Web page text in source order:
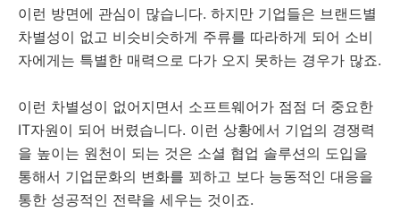
이런 방면에 관심이 많습니다. 하지만 기업들은 브랜드별
차별성이 없고 비슷비슷하게 주류를 따라하게 되어 소비
자에게는 특별한 매력으로 다가 오지 못하는 경우가 많죠.
이런 차별성이 없어지면서 소프트웨어가 점점 더 중요한
IT자원이 되어 버렸습니다. 이런 상황에서 기업의 경쟁력
을 높이는 원천이 되는 것은 소셜 협업 솔루션의 도입을
통해서 기업문화의 변화를 꾀하고 보다 능동적인 대응을
통한 성공적인 전략을 세우는 것이죠.